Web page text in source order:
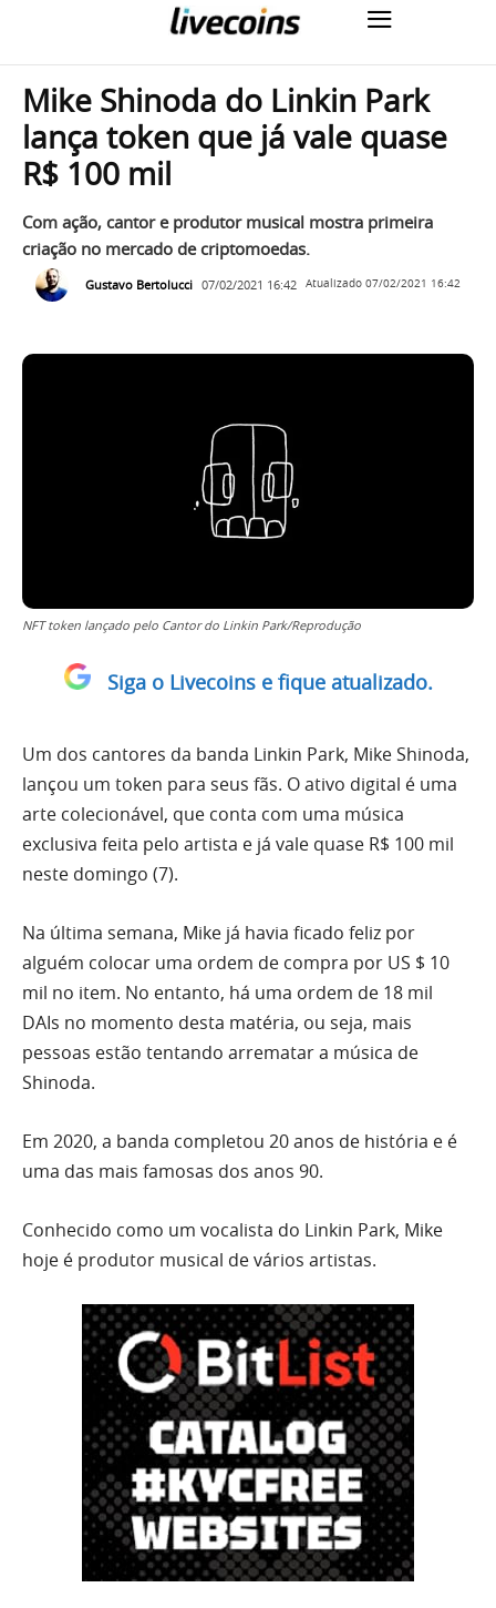
Mike Shinoda do Linkin Park
lança token que já vale quase
R$ 100 mil
Com ação, cantor e produtor musical mostra primeira
criação no mercado de criptomoedas.
Gustavo Bertolucci 07/02/2021 16:42 Atualizado 07/02/2021 16:42
NFT token lançado pelo Cantor do Linkin Park/Reprodução
Siga o Livecoins e fique atualizado.
Um dos cantores da banda Linkin Park, Mike Shinoda,
lançou um token para seus fãs. O ativo digital é uma
arte colecionável, que conta com uma música
exclusiva feita pelo artista e já vale quase R$ 100 mil
neste domingo (7).
Na última semana, Mike já havia ficado feliz por
alguém colocar uma ordem de compra por US $ 10
mil no item. No entanto, há uma ordem de 18 mil
DAIs no momento desta matéria, ou seja, mais
pessoas estão tentando arrematar a música de
Shinoda.
Em 2020, a banda completou 20 anos de história e é
uma das mais famosas dos anos 90.
Conhecido como um vocalista do Linkin Park, Mike
hoje é produtor musical de vários artistas.